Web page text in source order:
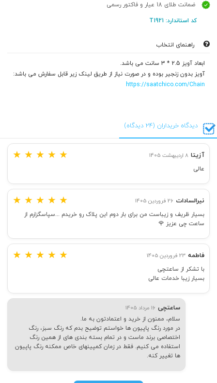
ضمانت طلای 18 عیار و فاکتور رسمی
کد استاندارد: T1921
راهنمای انتخاب
ابعاد آویز 2.5 * 3 سانت می باشد.
آویز بدون زنجیر بوده و در صورت نیاز از طریق لینک زیر قابل سفارش می باشد:
https://saatchico.com/Chain
دیدگاه خریداران (24 دیدگاه)
آزیتا 8 اردیبهشت 1405 ★ ★ ★ ★ ★
عالی
نیرالسادات 26 فروردین 1405 ★ ★ ★ ★ ★
بسیار ظریف و زیباست من برای بار دوم این پلاک رو خریدم ...سپاسگزارم از
ساعت چی عزیز 🌹
فاطمه 23 فروردین 1405 ★ ★ ★ ★ ★
با تشکر از ساعتچی
بسیار زیبا خدمات عالی
ساعتچی 16 مرداد 1405
سلام، ممنون از خرید و اعتمادتون به ما.
در مورد رنگ پاپیون ها خواستم توضیح بدم که رنگ سبز، رنگ
اختصاصی برند ماست و در تمام بسته بندی های از همین رنگ
استفاده می کنیم. فقط در زمان کمپینهای خاص ممکنه رنگ پاپیون
ها تغییر کنه.